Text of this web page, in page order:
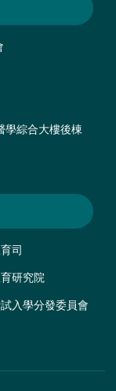
學綜合大樓後棟
司
研究院
入學分發委員會